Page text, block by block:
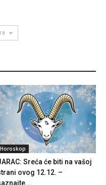
Horoskop
Sreća će biti na vašoj
ovog 12.12. –